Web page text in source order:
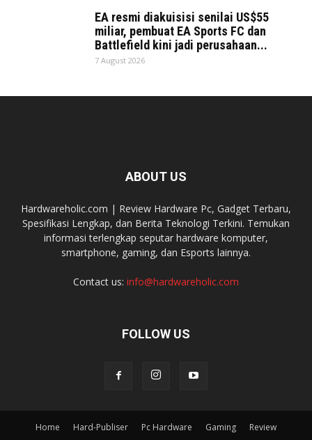
EA resmi diakuisisi senilai US$55
miliar, pembuat EA Sports FC dan
Battlefield kini jadi perusahaan...
7 August 2026
ABOUT US
Hardwareholic.com | Review Hardware Pc, Gadget Terbaru,
Spesifikasi Lengkap, dan Berita Teknologi Terkini. Temukan
informasi terlengkap seputar hardware komputer,
smartphone, gaming, dan Esports lainnya.
Contact us: info@hardwareholic.com
FOLLOW US
Home Hard-Publiser Pc Hardware Gaming Review